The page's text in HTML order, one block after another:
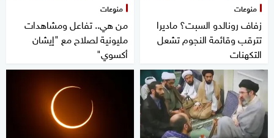
منوعات
زفاف رونالدو السبت؟ ماديرا
تترقب وقائمة النجوم تشعل
التكهنات
منوعات
من هي.. تفاعل ومشاهدات
مليونية لصلاح مع "إيشان
أكسوي"